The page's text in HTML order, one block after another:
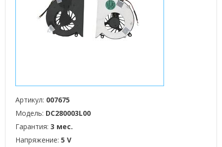
Артикул: 007675
Модель: DC280003L00
Гарантия: 3 мес.
Напряжение: 5 V